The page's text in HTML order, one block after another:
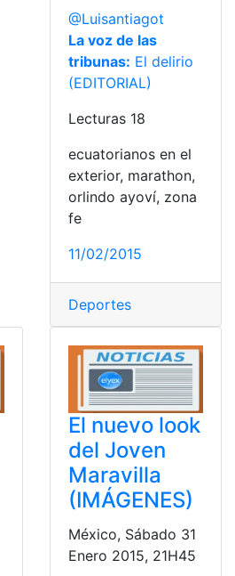
@Luisantiagot
La voz de las
tribunas: El delirio
(EDITORIAL)
Lecturas 18
ecuatorianos en el
exterior, marathon,
orlindo ayoví, zona
fe
11/02/2015
Deportes
El nuevo look
del Joven
Maravilla
(IMÁGENES)
México, Sábado 31
Enero 2015, 21H45